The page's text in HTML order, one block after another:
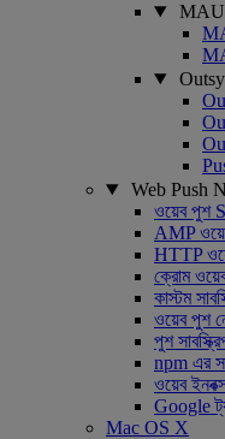
Web Push
ওয়েব পুশ
AMP
HTTP
ক্রোম
কাস্টম
ওয়েব পুশ
পুশ
npm এর
ওয়েব
Google
Mac OS X